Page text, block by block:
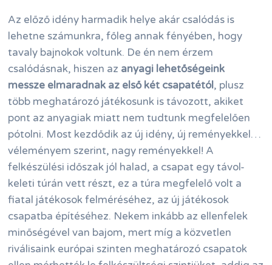
Az előző idény harmadik helye akár csalódás is
lehetne számunkra, főleg annak fényében, hogy
tavaly bajnokok voltunk. De én nem érzem
csalódásnak, hiszen az anyagi lehetőségeink
messze elmaradnak az első két csapatétól, plusz
több meghatározó játékosunk is távozott, akiket
pont az anyagiak miatt nem tudtunk megfelelően
pótolni. Most kezdődik az új idény, új reményekkel…
véleményem szerint, nagy reményekkel! A
felkészülési időszak jól halad, a csapat egy távol-
keleti túrán vett részt, ez a túra megfelelő volt a
fiatal játékosok felméréséhez, az új játékosok
csapatba építéséhez. Nekem inkább az ellenfelek
minőségével van bajom, mert míg a közvetlen
riválisaink európai szinten meghatározó csapatok